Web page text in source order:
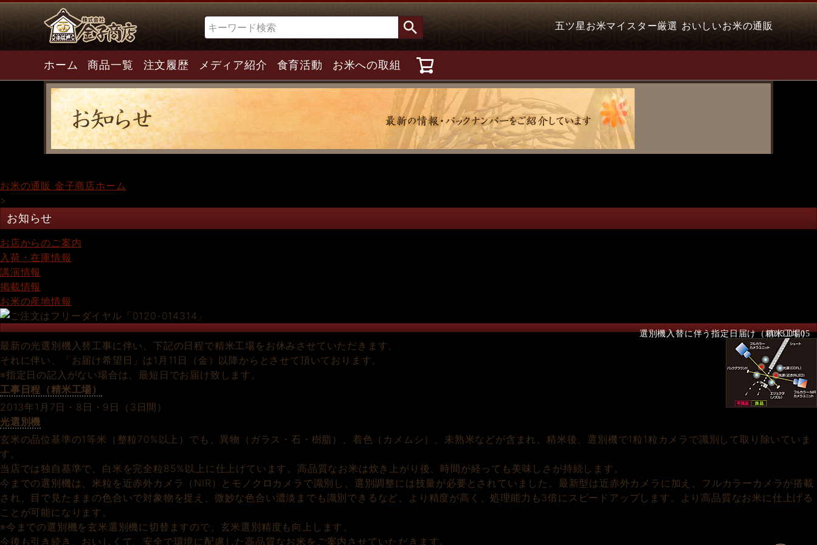
検索 五ツ星お米マイスター厳選 おいしいお米の通販
ホーム 商品一覧 注文履歴 メディア紹介 食育活動 お米への取組
お米の通販 金子商店ホーム
>
お知らせ
お店からのご案内
入荷・在庫情報
講演情報
掲載情報
お米の産地情報
選別機入替に伴う指定日届け（精米工場）
2013.01.05
最新の光選別機入替工事に伴い、下記の日程で精米工場をお休みさせていただきます。
それに伴い、「お届け希望日」は1月11日（金）以降からとさせて頂いております。
※指定日の記入がない場合は、最短日でお届け致します。
工事日程（精米工場）
2013年1月7日・8日・9日（3日間）
光選別機
玄米の品位基準の1等米（整粒70%以上）でも、異物（ガラス・石・樹脂）、着色（カメムシ）、未熟米などが含まれ、精米後、選別機で1粒1粒カメラで識別して取り除いていま
す。
当店では独自基準で、白米を完全粒85%以上に仕上げています。高品質なお米は炊き上がり後、時間が経っても美味しさが持続します。
今までの選別機は、米粒を近赤外カメラ（NIR）とモノクロカメラで識別し、選別調整には技量が必要とされていました。最新型は近赤外カメラに加え、フルカラーカメラが搭載
され、目で見たままの色合いで対象物を捉え、微妙な色合い濃淡までも識別できるなど、より精度が高く、処理能力も3倍にスピードアップします。より高品質なお米に仕上げる
ことが可能になります。
※今までの選別機を玄米選別機に切替ますので、玄米選別精度も向上します。
今後も引き続き、おいしくて、安全で環境に配慮した高品質なお米をご案内させていただきます。